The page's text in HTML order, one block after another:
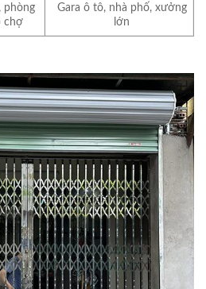
phòng
chợ
Gara ô tô, nhà phố, xưởng
lớn